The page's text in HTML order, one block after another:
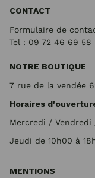
CONTACT
Formulaire de
Tel : 09 72 46 69 58
NOTRE BOUTIQUE
7 rue de la vendée
Horaires
Mercredi / Vendredi
Jeudi de 10h00 à
MENTIONS